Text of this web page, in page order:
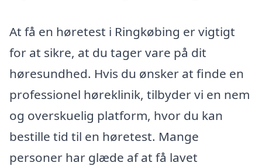
At få en høretest i Ringkøbing er vigtigt
for at sikre, at du tager vare på dit
høresundhed. Hvis du ønsker at finde en
professionel høreklinik, tilbyder vi en nem
og overskuelig platform, hvor du kan
bestille tid til en høretest. Mange
personer har glæde af at få lavet